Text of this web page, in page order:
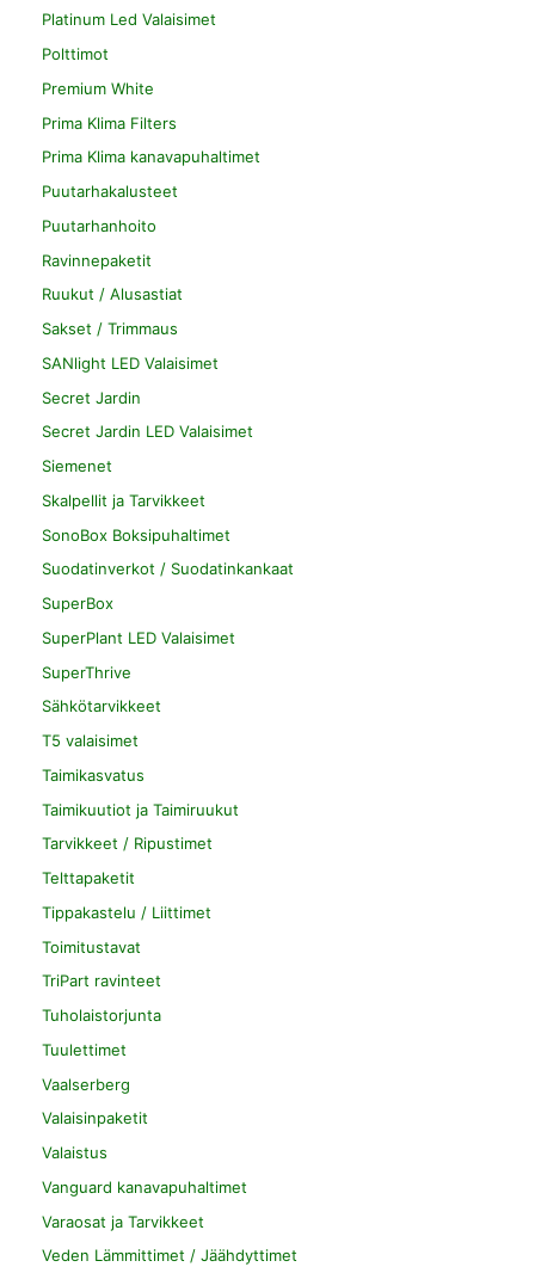
Platinum Led Valaisimet
Polttimot
Premium White
Prima Klima Filters
Prima Klima kanavapuhaltimet
Puutarhakalusteet
Puutarhanhoito
Ravinnepaketit
Ruukut / Alusastiat
Sakset / Trimmaus
SANlight LED Valaisimet
Secret Jardin
Secret Jardin LED Valaisimet
Siemenet
Skalpellit ja Tarvikkeet
SonoBox Boksipuhaltimet
Suodatinverkot / Suodatinkankaat
SuperBox
SuperPlant LED Valaisimet
SuperThrive
Sähkötarvikkeet
T5 valaisimet
Taimikasvatus
Taimikuutiot ja Taimiruukut
Tarvikkeet / Ripustimet
Telttapaketit
Tippakastelu / Liittimet
Toimitustavat
TriPart ravinteet
Tuholaistorjunta
Tuulettimet
Vaalserberg
Valaisinpaketit
Valaistus
Vanguard kanavapuhaltimet
Varaosat ja Tarvikkeet
Veden Lämmittimet / Jäähdyttimet